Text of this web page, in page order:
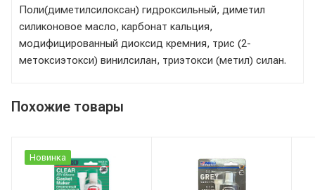
Поли(диметилсилоксан) гидроксильный, диметил
силиконовое масло, карбонат кальция,
модифицированный диоксид кремния, трис (2-
метоксиэтокси) винилсилан, триэтокси (метил) силан.
Похожие товары
Новинка